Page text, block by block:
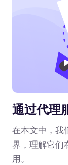
通过代理
在本文中，我
界，理解它们
用。